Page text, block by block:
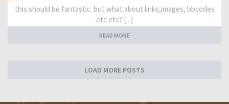
this should be fantastic. but what about links,images, bbcodes
etc etc? [...]
READ MORE
LOAD MORE POSTS